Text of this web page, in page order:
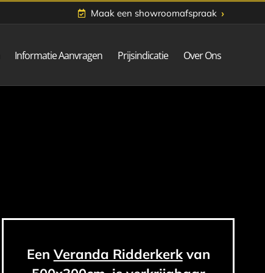
Maak een showroomafspraak ›
Informatie Aanvragen Prijsindicatie Over Ons
Een Veranda Ridderkerkvan